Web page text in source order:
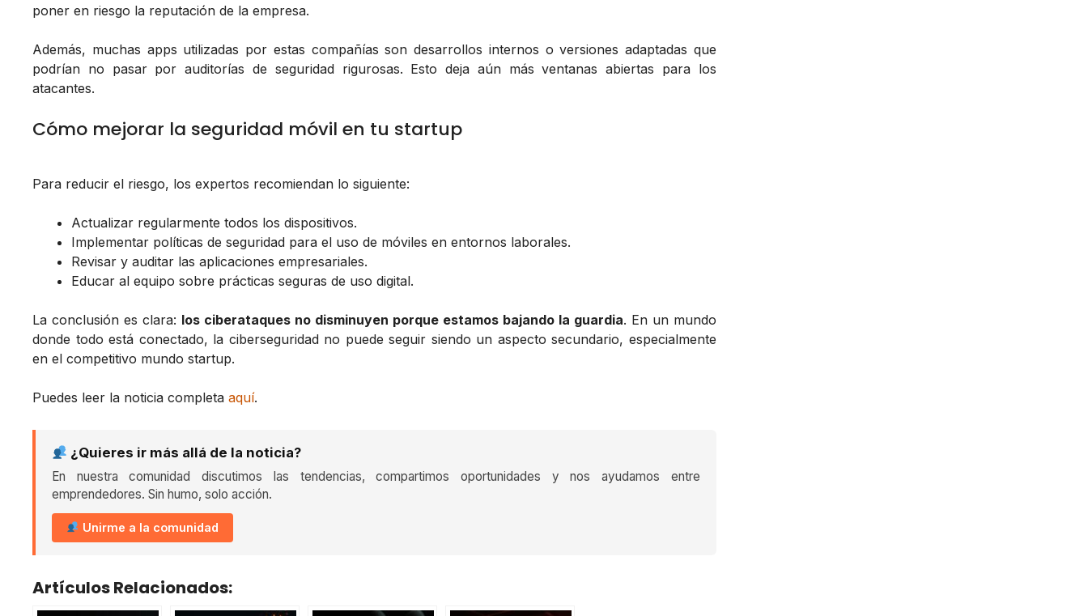
poner en riesgo la reputación de la empresa.
Además, muchas apps utilizadas por estas compañías son desarrollos internos o versiones adaptadas que
podrían no pasar por auditorías de seguridad rigurosas. Esto deja aún más ventanas abiertas para los
atacantes.
Cómo mejorar la seguridad móvil en tu startup
Para reducir el riesgo, los expertos recomiendan lo siguiente:
Actualizar regularmente todos los dispositivos.
Implementar políticas de seguridad para el uso de móviles en entornos laborales.
Revisar y auditar las aplicaciones empresariales.
Educar al equipo sobre prácticas seguras de uso digital.
La conclusión es clara: los ciberataques no disminuyen porque estamos bajando la guardia. En un mundo
donde todo está conectado, la ciberseguridad no puede seguir siendo un aspecto secundario, especialmente
en el competitivo mundo startup.
Puedes leer la noticia completa aquí.
¿Quieres ir más allá de la noticia?
En nuestra comunidad discutimos las tendencias, compartimos oportunidades y nos ayudamos entre
emprendedores. Sin humo, solo acción.
Unirme a la comunidad
Artículos Relacionados: